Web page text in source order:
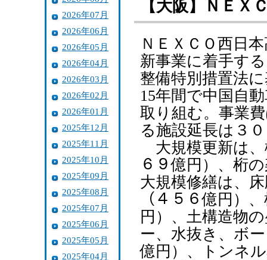
2026年07月
2026年06月
2026年05月
2026年04月
2026年03月
2026年02月
2026年01月
2025年12月
2025年11月
2025年10月
2025年09月
2025年08月
2025年07月
2025年06月
2025年05月
2025年04月
【大阪】ＮＥ
ＮＥＸＣＯ西日
新事業に着手す
整備特別措置法
15年間で中国自
取り組む。事業
る施設延長は３
大規模更新は、
６９億円）、桁
大規模修繕は、
（４５６億円）
円）、土構造物
ー、水抜き、ボ
億円）、トンネ